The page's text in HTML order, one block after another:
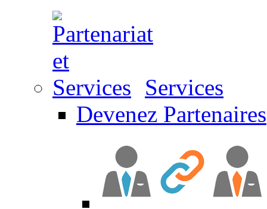
Services
Devenez Partenaires